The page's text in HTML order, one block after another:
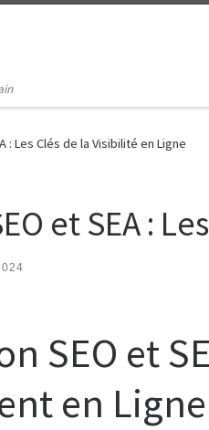
: Les Clés de la Visibilité en Ligne
et SEA :
SEO et
en Ligne